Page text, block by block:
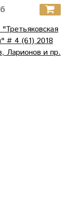
# 4 (61) 2018
Ларионов и пр.